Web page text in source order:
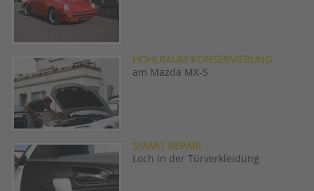
HOHLRAUM KONSERVIERUNG
am Mazda MX-5
SMART REPAIR
Loch in der Türverkleidung